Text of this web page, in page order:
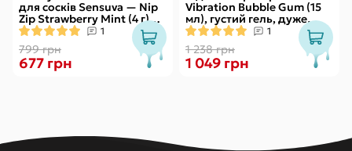
для сосків Sensuva — Nip
Zip Strawberry Mint (4 г)
охолоджувальний
1
799 грн
677 грн
Vibration Bubble Gum (15
мл), густий гель, дуже
смачний, діє до 30 хвилин
1
1 238 грн
1 049 грн